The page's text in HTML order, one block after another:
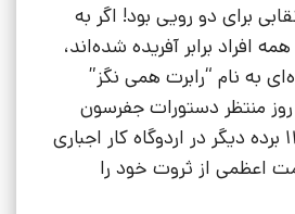
برای دو رویی بود! اگر به
افراد برابر آفریده شده‌اند،
به نام “رابرت همی نگز”
منتظر دستورات جفرسون
بود؟ همچنین او 130 برده دیگر در اردوگاه کار اجباری
اعظمی از ثروت خود را